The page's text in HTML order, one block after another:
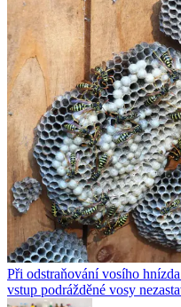
Při odstraňování vosího
vstup podrážděné vosy